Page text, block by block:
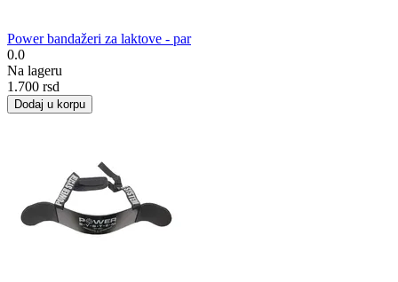
Power bandažeri za laktove - par
0.0
Na lageru
1.700 rsd
Dodaj u korpu